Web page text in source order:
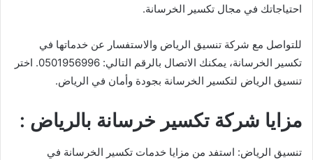
احتياجاتك في مجال تكسير الخرسانة.
للتواصل مع شركة تنسيق الرياض والاستفسار عن خدماتها في
تكسير الخرسانة، يمكنك الاتصال بالرقم التالي: 0501956996. اختر
تنسيق الرياض لتكسير الخرسانة بجودة وأمان في الرياض.
مزايا شركة تكسير خرسانة بالرياض :
تنسيق الرياض: استفد من مزايا خدمات تكسير الخرسانة في